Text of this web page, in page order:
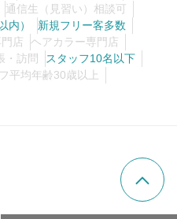
通信生（見習い）相談可
内）
新規フリー客多数
店
ヘアカラー専門店
・訪問
スタッフ10名以下
平均年齢30歳以上